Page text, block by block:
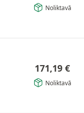
Noliktavā
171,19 €
Noliktavā